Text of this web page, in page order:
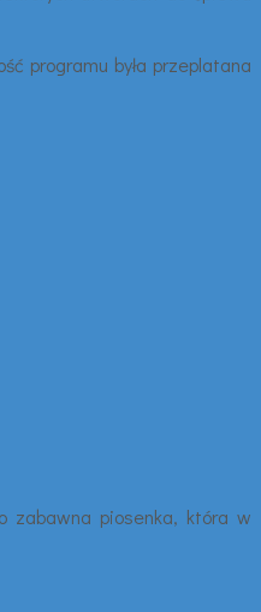
programu była przeplatana
zabawna piosenka, która w